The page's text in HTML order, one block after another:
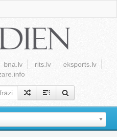
bna.lv rits.lv
eksports.lv